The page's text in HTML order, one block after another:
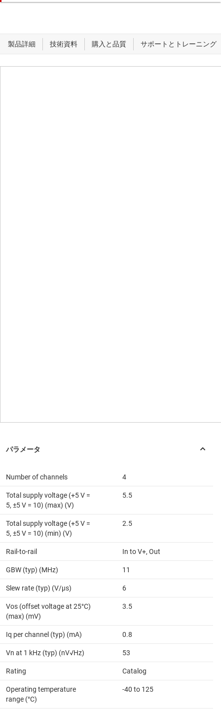
Number of channels 4
Total supply voltage (+5 V =
5, ±5 V = 10) (max) (V)
5.5
Total supply voltage (+5 V =
5, ±5 V = 10) (min) (V)
2.5
Rail-to-rail In to V+, Out
GBW (typ) (MHz) 11
Slew rate (typ) (V/µs) 6
Vos (offset voltage at 25°C)
(max) (mV)
3.5
Iq per channel (typ) (mA) 0.8
Vn at 1 kHz (typ) (nV√Hz) 53
Rating Catalog
Operating temperature
range (°C)
-40 to 125